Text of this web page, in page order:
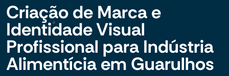
Criação de Marca e
Identidade Visual
Profissional para Indústria
Alimentícia em Guarulhos